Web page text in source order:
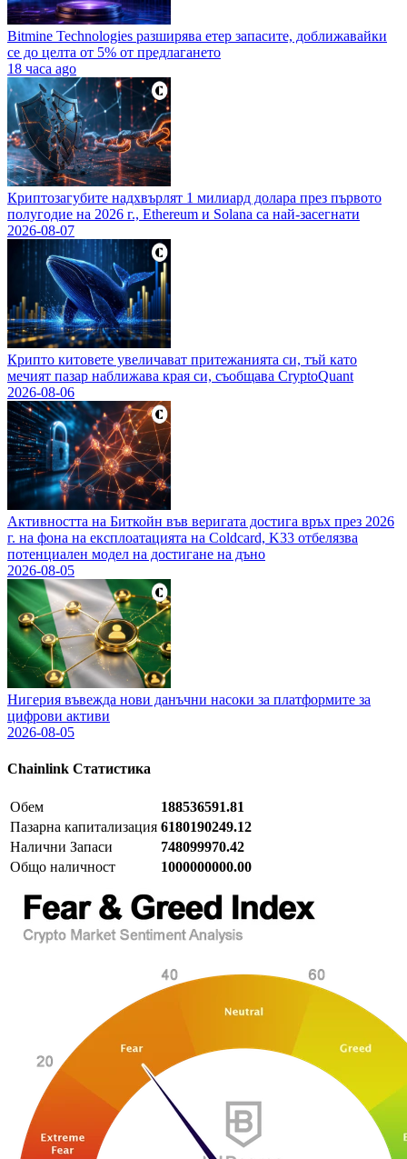
Bitmine Technologies разширява етер запасите, доближавайки
се до целта от 5% от предлагането
18 часа ago
Криптозагубите надхвърлят 1 милиард долара през първото
полугодие на 2026 г., Ethereum и Solana са най-засегнати
2026-08-07
Крипто китовете увеличават притежанията си, тъй като
мечият пазар наближава края си, съобщава CryptoQuant
2026-08-06
Активността на Биткойн във веригата достига връх през 2026
г. на фона на експлоатацията на Coldcard, K33 отбелязва
потенциален модел на достигане на дъно
2026-08-05
Нигерия въвежда нови данъчни насоки за платформите за
цифрови активи
2026-08-05
Chainlink Статистика
Обем
188536591.81
Пазарна капитализация 6180190249.12
Налични Запаси
748099970.42
Общо наличност
1000000000.00